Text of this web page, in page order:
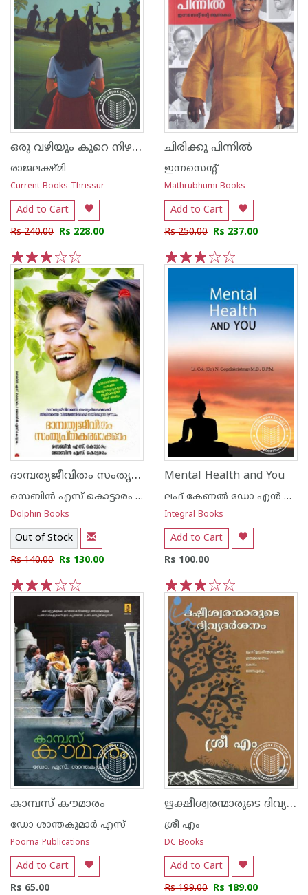
ഒരു വഴിയും കുറെ നിഴലുകളും
രാജലക്ഷ്മി
Current Books Thrissur
Add to Cart
Rs 240.00 Rs 228.00
5
4
3
2
1
ചിരിക്കു പിന്നില്‍
ഇന്നസെന്റ്‌
Mathrubhumi Books
Add to Cart
Rs 250.00 Rs 237.00
5
4
3
2
1
ദാമ്പത്യജീവിതം സംതൃപ്തകരമാക്കാം
സെബിന്‍ എസ് കൊട്ടാരം - ജോബിന്‍ എസ് കൊട്ടാരം
Dolphin Books
Out of Stock
Rs 140.00 Rs 130.00
5
4
3
2
1
Mental Health and You
ലഫ് കേണല്‍ ഡോ എന്‍ ഗോപാലകൃഷ്നന്‍ എംഡി ഡിപിഎം
Integral Books
Add to Cart
Rs 100.00
5
4
3
2
1
കാമ്പസ്‌ കൗമാരം
ഡോ ശാന്തകുമാര്‍ എസ്
Poorna Publications
Add to Cart
Rs 65.00
ഋക്ഷീശ്വരന്മാരുടെ ദിവ്യ ദര്‍ശനം
ശ്രീ എം
DC Books
Add to Cart
Rs 199.00 Rs 189.00